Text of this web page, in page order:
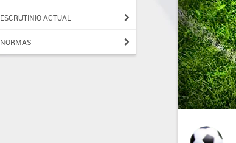
ESCRUTINIO ACTUAL
NORMAS